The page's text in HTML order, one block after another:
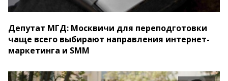
Депутат МГД: Москвичи для переподготовки
чаще всего выбирают направления интернет-
маркетинга и SMM